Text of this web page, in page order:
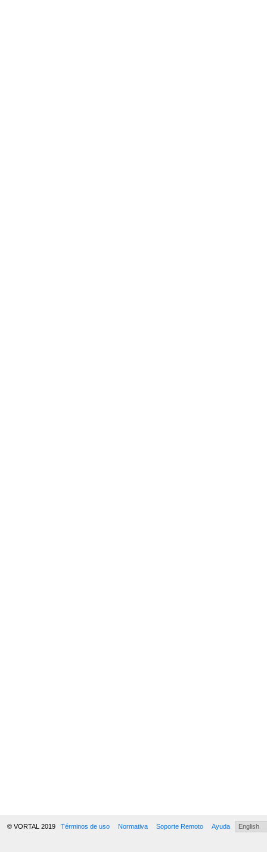
© VORTAL 2019 Términos de uso Normativa Soporte Remoto Ayuda